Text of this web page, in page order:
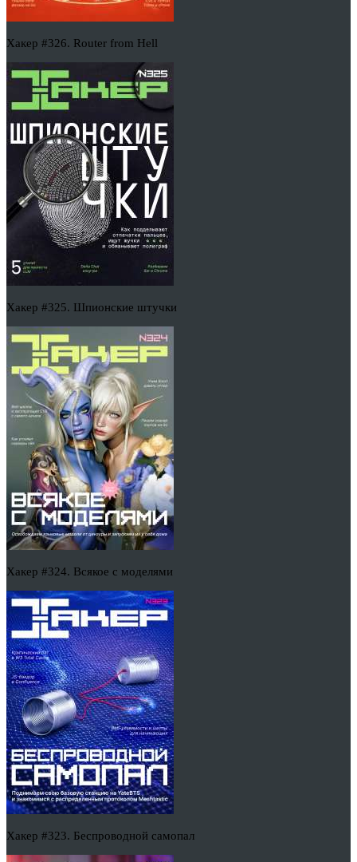
Хакер #326. Router from Hell
Хакер #325. Шпионские штучки
Хакер #324. Всякое с моделями
Хакер #323. Беспроводной самопал